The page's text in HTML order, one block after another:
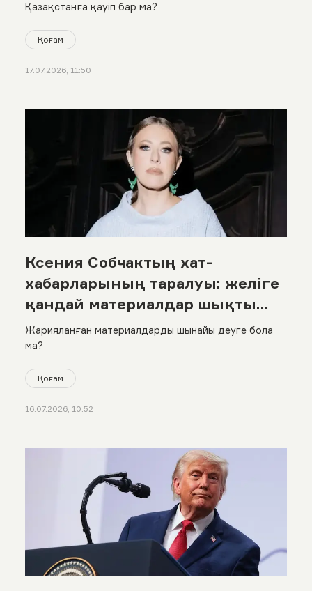
Қазақстанға қауіп бар ма?
Қоғам
17.07.2026, 11:50
Ксения Собчактың хат-
хабарларының таралуы: желіге
қандай материалдар шықты
және журналистің өзі не дейді?
Жарияланған материалдарды шынайы деуге бола
ма?
Қоғам
16.07.2026, 10:52